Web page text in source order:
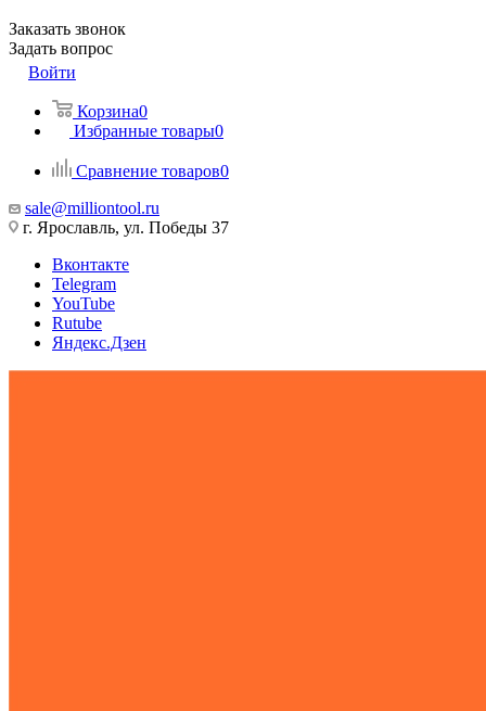
Заказать звонок
Задать вопрос
Войти
Корзина0
Избранные товары0
Сравнение товаров0
sale@milliontool.ru
г. Ярославль, ул. Победы 37
Вконтакте
Telegram
YouTube
Rutube
Яндекс.Дзен